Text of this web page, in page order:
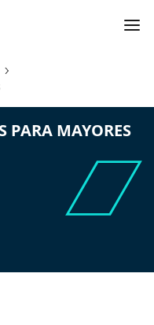
PARA MAYORES